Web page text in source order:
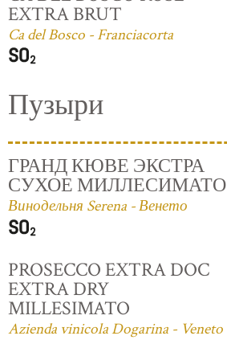
EXTRA BRUT
Ca del Bosco - Franciacorta
Пузыри
ГРАНД КЮВЕ ЭКСТРА
СУХОЕ МИЛЛЕСИМАТО
Винодельня Serena - Венето
PROSECCO EXTRA DOC
EXTRA DRY
MILLESIMATO
Azienda vinicola Dogarina - Veneto